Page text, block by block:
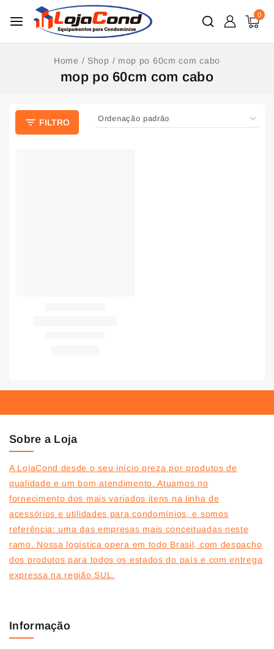
0
Home / Shop / mop po 60cm com cabo
mop po 60cm com cabo
FILTRO
Sobre a Loja
A LojaCond desde o seu início preza por produtos de
qualidade e um bom atendimento. Atuamos no
fornecimento dos mais variados itens na linha de
acessórios e utilidades para condomínios, e somos
referência: uma das empresas mais conceituadas neste
ramo. Nossa logística opera em todo Brasil, com despacho
dos produtos para todos os estados do país e com entrega
expressa na região SUL.
Informação